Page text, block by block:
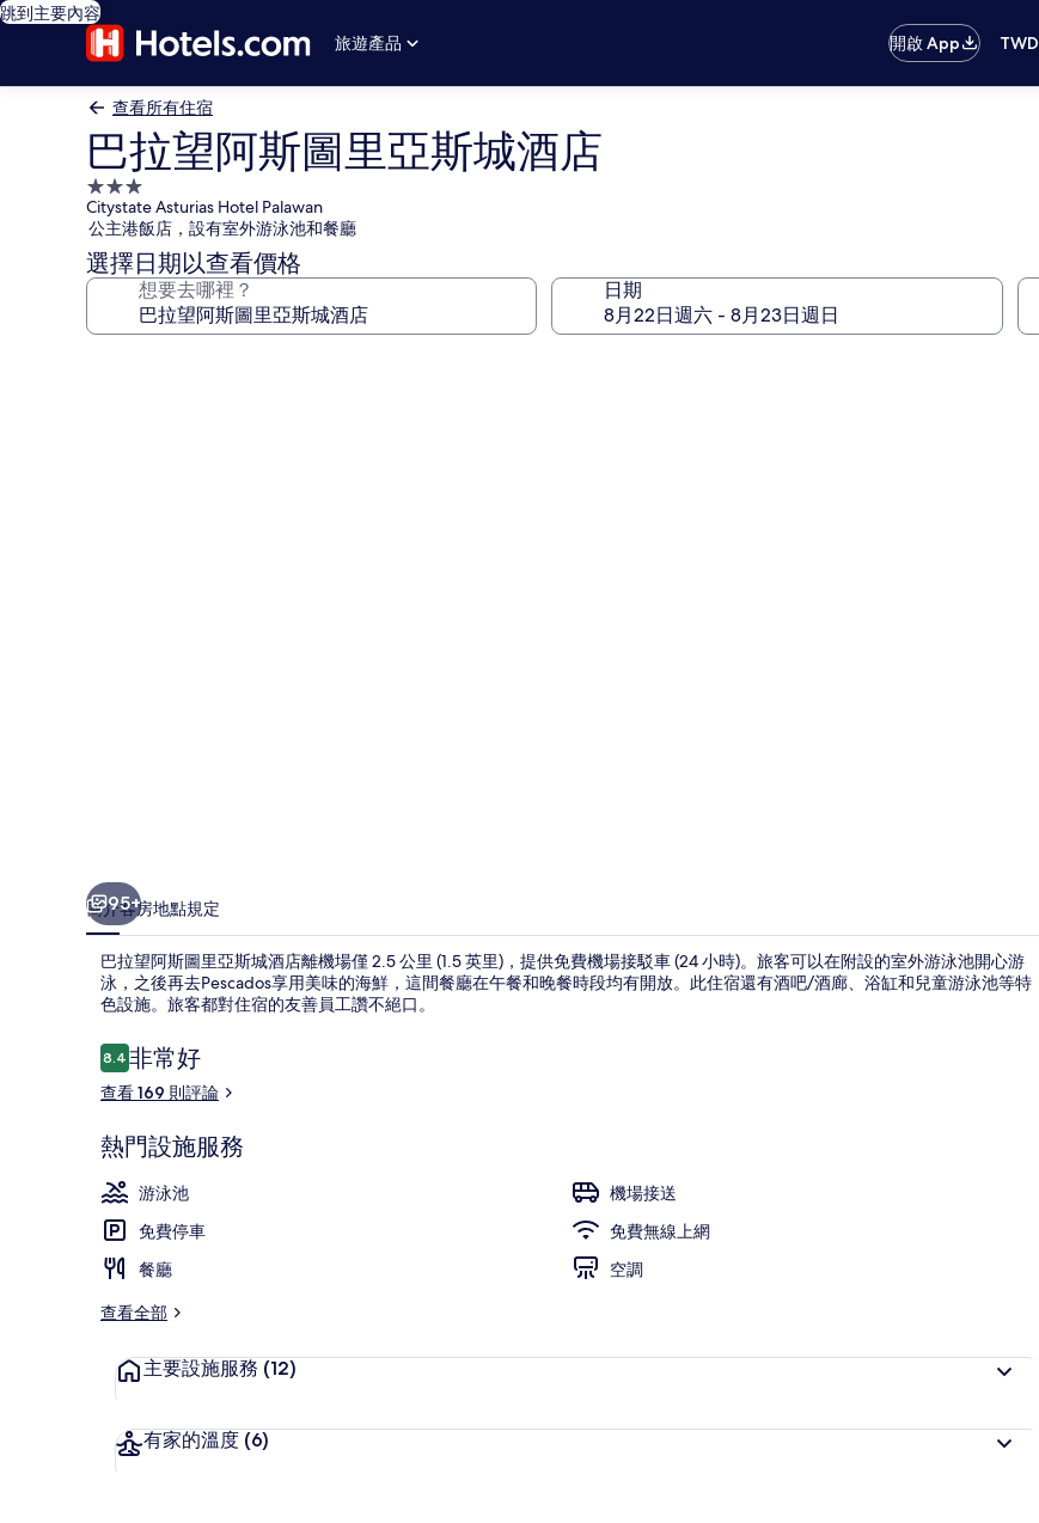
跳到主要內容
旅遊產品
開啟 App TWD
查看所有住宿
巴拉望阿斯圖里亞斯城酒店
3.0
星
級
住
宿
Citystate Asturias Hotel Palawan
公主港飯店，設有室外游泳池和餐廳
選擇日期以查看價格
想要去哪裡？ 日期
片
集
95+
簡介客房地點規定
巴拉望阿斯圖里亞斯城酒店離機場僅 2.5 公里 (1.5 英里)，提供免費機場接駁車 (24 小時)。旅客可以在附設的室外游泳池開心游
泳，之後再去Pescados享用美味的海鮮，這間餐廳在午餐和晚餐時段均有開放。此住宿還有酒吧/酒廊、浴缸和兒童游泳池等特
色設施。旅客都對住宿的友善員工讚不絕口。
評
論
8.48.4 分，滿分 10 分，
非常好
查看 169 則評論
熱門設施服務
游泳池
機場接送
免費停車
免費無線上網
餐廳
空調
查看全部
主要設施服務 (12)
有家的溫度 (6)